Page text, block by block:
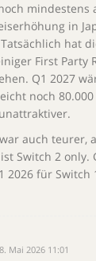
mindestens
in
hat
First Party
Q1 2027
noch
auch teurer,
Switch 2
2026 für Switch
8. Mai 2026 11:01